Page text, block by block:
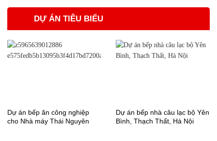
DỰ ÁN TIÊU BIỂU
Dự án bếp ăn công nghiệp
cho Nhà máy Thái Nguyên
Dự án bếp nhà câu lạc bộ Yên
Bình, Thạch Thất, Hà Nội